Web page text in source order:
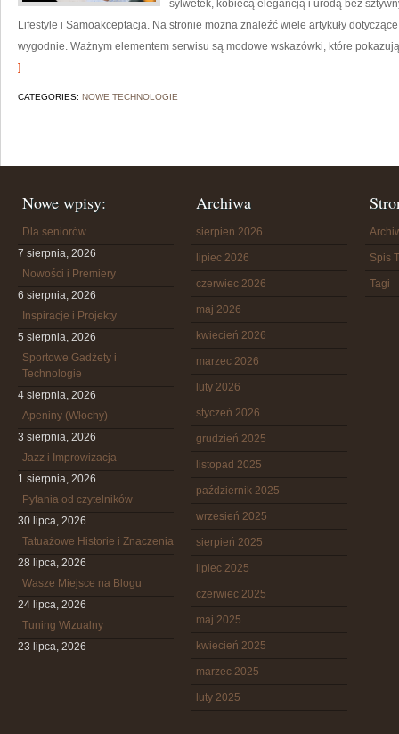
sylwetek, kobiecą elegancją i urodą bez
Lifestyle i Samoakceptacja. Na stronie można znaleźć wiele artykuły
wygodnie. Ważnym elementem serwisu są modowe wskazówki, które
]
CATEGORIES: NOWE TECHNOLOGIE
Nowe wpisy:
Dla seniorów
7 sierpnia, 2026
Nowości i Premiery
6 sierpnia, 2026
Inspiracje i Projekty
5 sierpnia, 2026
Sportowe Gadżety i
Technologie
4 sierpnia, 2026
Apeniny (Włochy)
3 sierpnia, 2026
Jazz i Improwizacja
1 sierpnia, 2026
Pytania od czytelników
30 lipca, 2026
Tatuażowe Historie i Znaczenia
28 lipca, 2026
Wasze Miejsce na Blogu
24 lipca, 2026
Tuning Wizualny
23 lipca, 2026
Archiwa
sierpień 2026
lipiec 2026
czerwiec 2026
maj 2026
kwiecień 2026
marzec 2026
luty 2026
styczeń 2026
grudzień 2025
listopad 2025
październik 2025
wrzesień 2025
sierpień 2025
lipiec 2025
czerwiec 2025
maj 2025
kwiecień 2025
marzec 2025
luty 2025
Spis
Tagi